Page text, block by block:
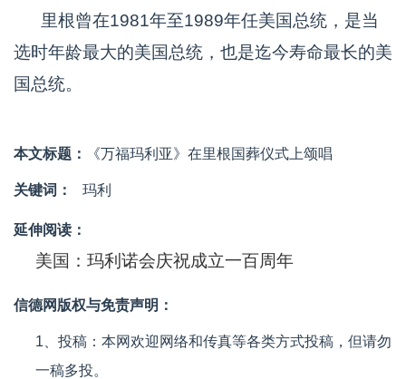
里根曾在1981年至1989年任美国总统，是当
选时年龄最大的美国总统，也是迄今寿命最长的美
国总统。
本文标题： 《万福玛利亚》在里根国葬仪式上颂唱
关键词： 玛利
延伸阅读：
美国：玛利诺会庆祝成立一百周年
信德网版权与免责声明：
1、投稿：本网欢迎网络和传真等各类方式投稿，但请勿
一稿多投。